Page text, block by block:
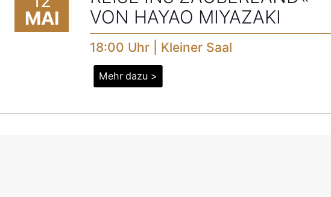
MAI
VON HAYAO MIYAZAKI
18:00 Uhr | Kleiner Saal
Mehr dazu >